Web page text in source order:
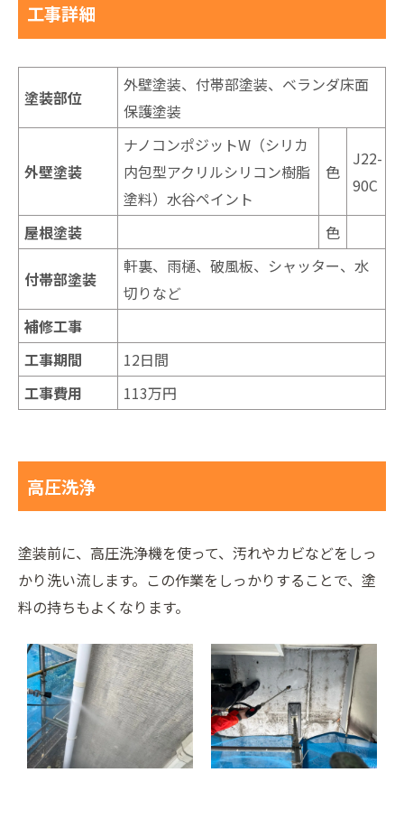
工事詳細
塗装部位
外壁塗装、付帯部塗装、ベランダ床面
保護塗装
外壁塗装
ナノコンポジットW（シリカ
内包型アクリルシリコン樹脂
塗料）水谷ペイント
色
J22-
90C
屋根塗装 色
付帯部塗装
軒裏、雨樋、破風板、シャッター、水
切りなど
補修工事
工事期間
12日間
工事費用
113万円
高圧洗浄
塗装前に、高圧洗浄機を使って、汚れやカビなどをしっ
かり洗い流します。この作業をしっかりすることで、塗
料の持ちもよくなります。